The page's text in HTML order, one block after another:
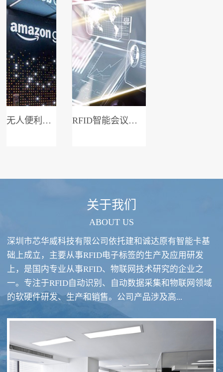
无人便利店系统 RFID智能会议签到系统
RFID酒类防伪系统方案 RFID智慧食堂系统
关于我们
ABOUT US
深圳市芯华威科技有限公司依托建和诚达原有智能卡基
础上成立，主要从事RFID电子标签的生产及应用研发
上，是国内专业从事RFID、物联网技术研究的企业之
一。专注于RFID自动识别、自动数据采集和物联网领域
的软硬件研发、生产和销售。公司产品涉及高...